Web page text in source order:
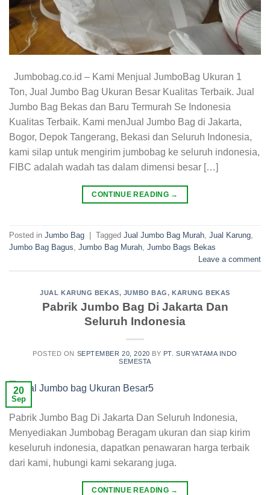
Jumbobag.co.id – Kami Menjual JumboBag Ukuran 1
Ton, Jual Jumbo Bag Ukuran Besar Kualitas Terbaik. Jual
Jumbo Bag Bekas dan Baru Termurah Se Indonesia
Kualitas Terbaik. Kami menJual Jumbo Bag di Jakarta,
Bogor, Depok Tangerang, Bekasi dan Seluruh Indonesia,
kami silap untuk mengirim jumbobag ke seluruh indonesia,
FIBC adalah wadah tas dalam dimensi besar […]
CONTINUE READING →
Posted in Jumbo Bag Tagged Jual Jumbo Bag Murah, Jual Karung,
Jumbo Bag Bagus, Jumbo Bag Murah, Jumbo Bags Bekas
Leave a comment
JUAL KARUNG BEKAS, JUMBO BAG,KARUNG BEKAS
Pabrik Jumbo Bag Di Jakarta Dan
Seluruh Indonesia
POSTED ON SEPTEMBER 20, 2020 BY PT. SURYATAMA INDO
SEMESTA
20
Sep
Pabrik Jumbo Bag Di Jakarta Dan Seluruh Indonesia,
Menyediakan Jumbobag Beragam ukuran dan siap kirim
keseluruh indonesia, dapatkan penawaran harga terbaik
dari kami, hubungi kami sekarang juga.
CONTINUE READING →